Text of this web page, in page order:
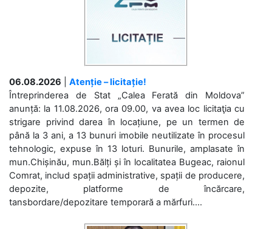
06.08.2026
Atenție – licitație!
Întreprinderea de Stat „Calea Ferată din Moldova”
anunță: la 11.08.2026, ora 09.00, va avea loc licitaţia cu
strigare privind darea în locațiune, pe un termen de
până la 3 ani, a 13 bunuri imobile neutilizate în procesul
tehnologic, expuse în 13 loturi. Bunurile, amplasate în
mun.Chișinău, mun.Bălți și în localitatea Bugeac, raionul
Comrat, includ spații administrative, spații de producere,
depozite, platforme de încărcare,
tansbordare/depozitare temporară a mărfuri....